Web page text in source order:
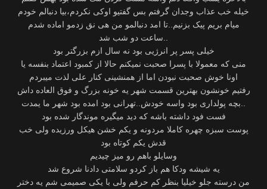
خیله خب عذاب وجدان گرفتم بس گفتیو اوکی نکردم،بیا دنبالم خودم
میام بریم پیک بزنیم..تا امد دنبالمو من هی نق زدمو اماده شدم
خیلی پسر پر انرژیی بود نه سال ازم بزرگتر بود
منی که معمولا با پسرا صحبت نمیکنم حالا از کمبود اعتماد بنفسه یا
اونا خوش صحبت نبودن اما از همنشینی کنار علی لذت میبردم
رفتیم خونشون بهترین قسمت شهر یه خونه بزرگ و فوق العاده داش
..بچه پولداری بود واسه خودش..تهرانی بود امده بود شهر ما یمدت
فست فود داشته باشه که دید میگیره موندگار شده بود
پوست سبزه چهره کاملا مردونه و یکم خشن هیکل ورزیده ولی خب
قدش یکم کوتاه بود
وسایلو باهم رو میز چیدیم
یه شیشه ودکا هم باز کردو سلامتی دادنا شروع شد
من درسته جلو خیلیا بنظر کم حرفم ولی با یکی صمیمی شم یه دختر